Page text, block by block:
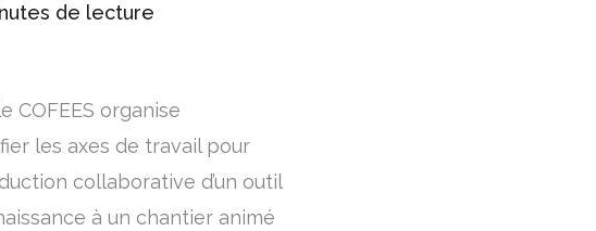
de lecture
organise
les axes de travail pour
collaborative d’un outil
à un chantier animé